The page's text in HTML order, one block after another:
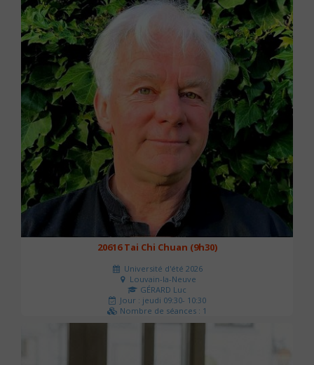
20616 Tai Chi Chuan (9h30)
Université d'été 2026
Louvain-la-Neuve
GÉRARD Luc
Jour : jeudi 09:30- 10:30
Nombre de séances : 1